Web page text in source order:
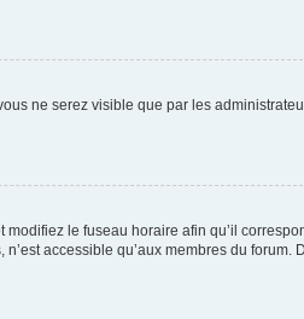
ne serez visible que par les
modifiez le fuseau horaire afin qu’il
accessible qu’aux membres du forum.